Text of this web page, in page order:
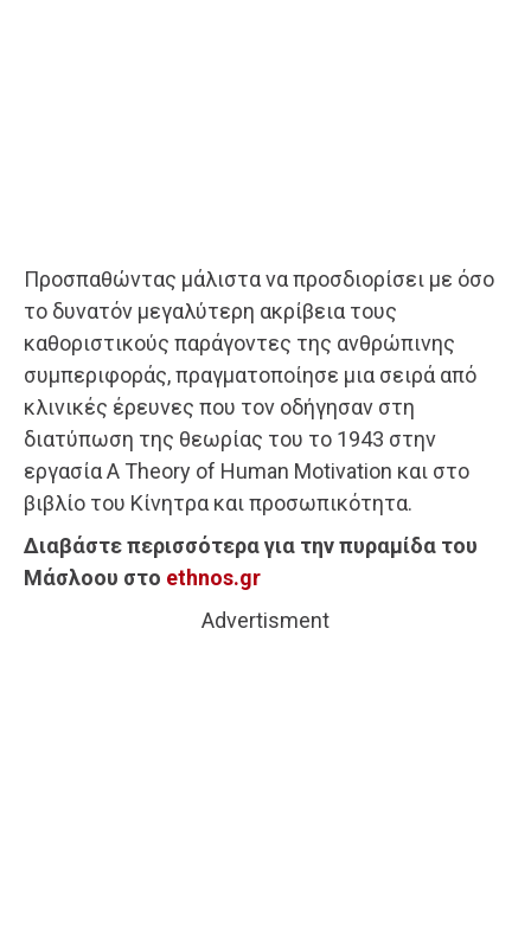
Προσπαθώντας μάλιστα να προσδιορίσει με όσο
το δυνατόν μεγαλύτερη ακρίβεια τους
καθοριστικούς παράγοντες της ανθρώπινης
συμπεριφοράς, πραγματοποίησε μια σειρά από
κλινικές έρευνες που τον οδήγησαν στη
διατύπωση της θεωρίας του το 1943 στην
εργασία A Theory of Human Motivation και στο
βιβλίο του Κίνητρα και προσωπικότητα.
Διαβάστε περισσότερα για την πυραμίδα του
Μάσλοου στο ethnos.gr
Advertisment